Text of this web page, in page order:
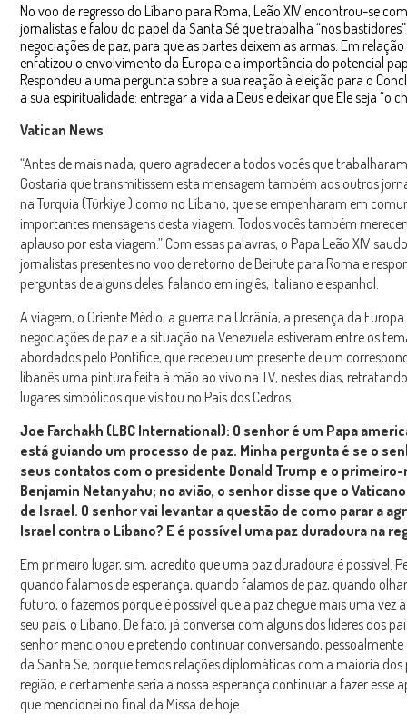
No voo de regresso do Líbano para Roma, Leão XIV encontrou-se
jornalistas e falou do papel da Santa Sé que trabalha “nos
negociações de paz, para que as partes deixem as armas. Em
enfatizou o envolvimento da Europa e a importância do potencial
Respondeu a uma pergunta sobre a sua reação à eleição para o
a sua espiritualidade: entregar a vida a Deus e deixar que Ele seja “o
Vatican News
“Antes de mais nada, quero agradecer a todos vocês que
Gostaria que transmitissem esta mensagem também aos outros
na Turquia (Türkiye ) como no Líbano, que se empenharam em
importantes mensagens desta viagem. Todos vocês também
aplauso por esta viagem.” Com essas palavras, o Papa Leão XIV
jornalistas presentes no voo de retorno de Beirute para Roma e
perguntas de alguns deles, falando em inglês, italiano e espanhol.
A viagem, o Oriente Médio, a guerra na Ucrânia, a presença da
negociações de paz e a situação na Venezuela estiveram entre os
abordados pelo Pontífice, que recebeu um presente de um
libanês uma pintura feita à mão ao vivo na TV, nestes dias,
lugares simbólicos que visitou no País dos Cedros.
Joe Farchakh (LBC International): O senhor é um Papa
está guiando um processo de paz. Minha pergunta é se o
seus contatos com o presidente Donald Trump e o
Benjamin Netanyahu; no avião, o senhor disse que o
de Israel. O senhor vai levantar a questão de como parar a
Israel contra o Líbano? E é possível uma paz duradoura na
Em primeiro lugar, sim, acredito que uma paz duradoura é possível.
quando falamos de esperança, quando falamos de paz, quando
futuro, o fazemos porque é possível que a paz chegue mais uma vez
seu país, o Líbano. De fato, já conversei com alguns dos líderes dos
senhor mencionou e pretendo continuar conversando,
da Santa Sé, porque temos relações diplomáticas com a maioria dos
região, e certamente seria a nossa esperança continuar a fazer esse
que mencionei no final da Missa de hoje.